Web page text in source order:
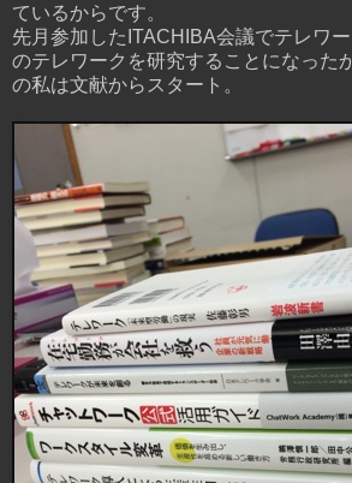
ているからです。
先月参加したITACHIBA会議でテレワ
のテレワークを研究することになった
の私は文献からスタート。